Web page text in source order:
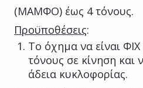
(ΜΑΜΦΟ) έως 4 τόνους.
Προϋποθέσεις:
Το όχημα να είναι
τόνους σε κίνηση και
άδεια κυκλοφορίας.